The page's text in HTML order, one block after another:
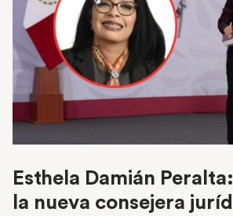
Esthela Damián
la nueva consejera